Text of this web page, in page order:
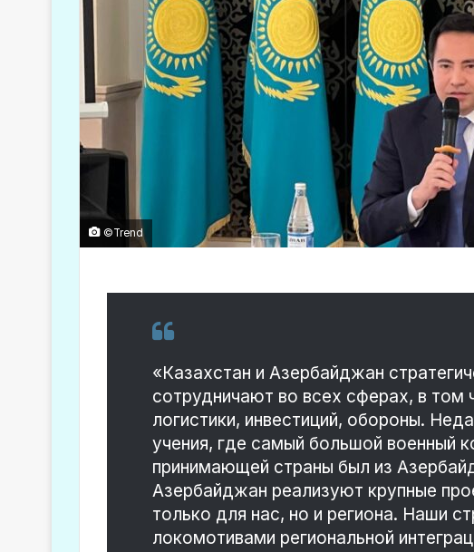
©Trend
«Казахстан и Азербайджан
сотрудничают во всех сферах, в том
логистики, инвестиций, обороны.
учения, где самый большой военный
принимающей страны был из
Азербайджан реализуют крупные
только для нас, но и региона. Наши
локомотивами региональной